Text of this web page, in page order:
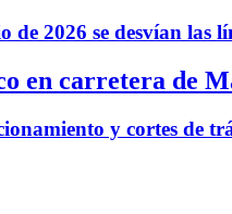
de 2026 se desvían
en carretera de
y cortes de